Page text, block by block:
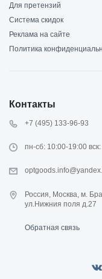
Для претензий
Система скидок
Реклама на сайте
Политика
Контакты
+7 (495) 133-96-93
пн-сб: 10:00-19:00
Россия, Москва, м.
ул.Нижния поля д.27
Обратная связь